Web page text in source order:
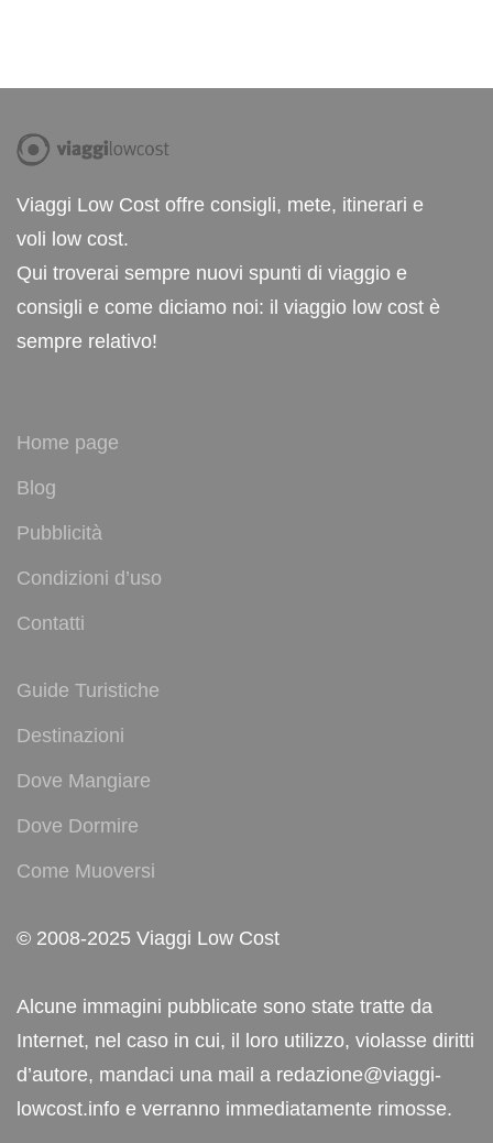
Viaggi Low Cost offre consigli, mete, itinerari e
voli low cost.
Qui troverai sempre nuovi spunti di viaggio e
consigli e come diciamo noi: il viaggio low cost è
sempre relativo!
Home page
Blog
Pubblicità
Condizioni d’uso
Contatti
Guide Turistiche
Destinazioni
Dove Mangiare
Dove Dormire
Come Muoversi
© 2008-2025 Viaggi Low Cost
Alcune immagini pubblicate sono state tratte da
Internet, nel caso in cui, il loro utilizzo, violasse diritti
d’autore, mandaci una mail a redazione@viaggi-
lowcost.info e verranno immediatamente rimosse.